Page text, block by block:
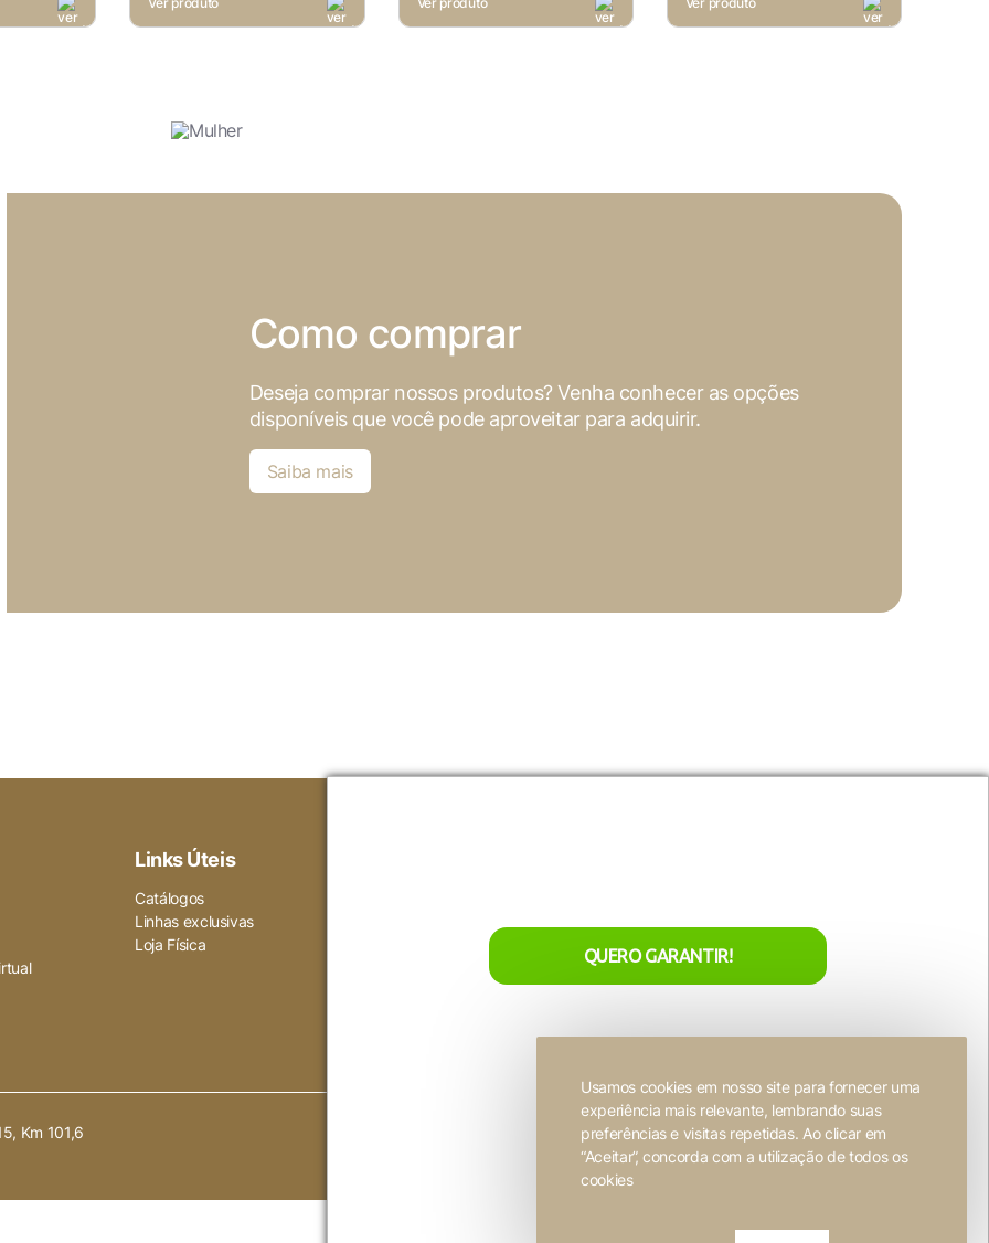
QUERO GARANTIR!
Como comprar
Deseja comprar nossos produtos? Venha conhecer as opções
disponíveis que você pode aproveitar para adquirir.
Saiba mais
essenciais para o funcionamento adequado do site. Esta categoria inclui
pessoais do usuário por meio de análises, anúncios e outros conteúdos incorporados.
Usamos cookies em nosso site para fornecer uma
experiência mais relevante, lembrando suas
preferências e visitas repetidas. Ao clicar em
“Aceitar”, concorda com a utilização de todos os
cookies
Links Úteis
Catálogos
Linhas exclusivas
Loja Física
Termos de uso
Trabalhe conosco
Km 101,6
Desenvolvido porFW2 Propaganda ❤